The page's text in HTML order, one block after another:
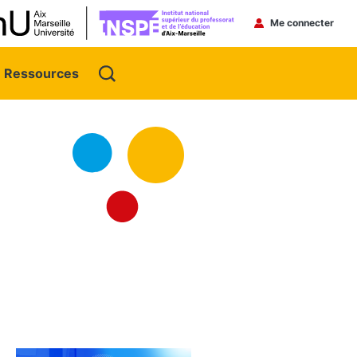
Menu
Me connecter
Ressources